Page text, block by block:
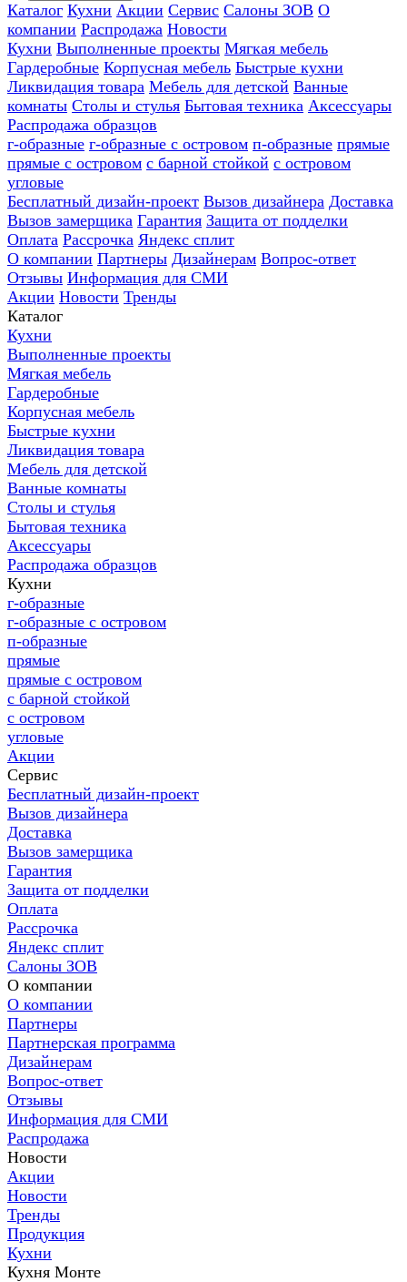
Каталог Кухни Акции Сервис Салоны ЗОВ О
компании Распродажа Новости
Кухни Выполненные проекты Мягкая мебель
Гардеробные Корпусная мебель Быстрые кухни
Ликвидация товара Мебель для детской Ванные
комнаты Столы и стулья Бытовая техника Аксессуары
Распродажа образцов
г-образные г-образные с островом п-образные прямые
прямые с островом с барной стойкой с островом
угловые
Бесплатный дизайн-проект Вызов дизайнера Доставка
Вызов замерщика Гарантия Защита от подделки
Оплата Рассрочка Яндекс сплит
О компании Партнеры Дизайнерам Вопрос-ответ
Отзывы Информация для СМИ
Акции Новости Тренды
Каталог
Кухни
Выполненные проекты
Мягкая мебель
Гардеробные
Корпусная мебель
Быстрые кухни
Ликвидация товара
Мебель для детской
Ванные комнаты
Столы и стулья
Бытовая техника
Аксессуары
Распродажа образцов
Кухни
г-образные
г-образные с островом
п-образные
прямые
прямые с островом
с барной стойкой
с островом
угловые
Акции
Сервис
Бесплатный дизайн-проект
Вызов дизайнера
Доставка
Вызов замерщика
Гарантия
Защита от подделки
Оплата
Рассрочка
Яндекс сплит
Салоны ЗОВ
О компании
О компании
Партнеры
Партнерская программа
Дизайнерам
Вопрос-ответ
Отзывы
Информация для СМИ
Распродажа
Новости
Акции
Новости
Тренды
Продукция
Кухни
Кухня Монте